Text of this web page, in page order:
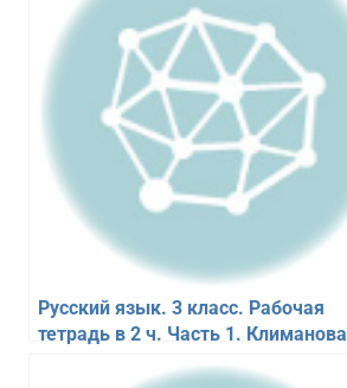
Русский язык. 3 класс. Рабочая
тетрадь в 2 ч. Часть 1. Климанова